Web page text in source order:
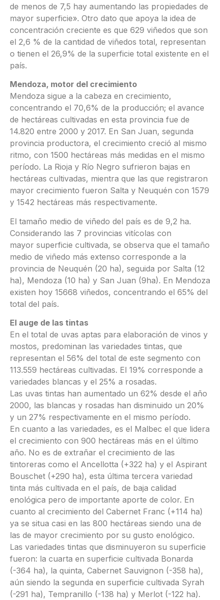
de menos de 7,5 hay aumentando las propiedades de
mayor superficie». Otro dato que apoya la idea de
concentración creciente es que 629 viñedos que son
el 2,6 % de la cantidad de viñedos total, representan
o tienen el 26,9% de la superficie total existente en el
país.
Mendoza, motor del crecimiento
Mendoza sigue a la cabeza en crecimiento,
concentrando el 70,6% de la producción; el avance
de hectáreas cultivadas en esta provincia fue de
14.820 entre 2000 y 2017. En San Juan, segunda
provincia productora, el crecimiento creció al mismo
ritmo, con 1500 hectáreas más medidas en el mismo
período. La Rioja y Río Negro sufrieron bajas en
hectáreas cultivadas, mientra que las que registraron
mayor crecimiento fueron Salta y Neuquén con 1579
y 1542 hectáreas más respectivamente.
El tamaño medio de viñedo del país es de 9,2 ha.
Considerando las 7 provincias vitícolas con
mayor superficie cultivada, se observa que el tamaño
medio de viñedo más extenso corresponde a la
provincia de Neuquén (20 ha), seguida por Salta (12
ha), Mendoza (10 ha) y San Juan (9ha). En Mendoza
existen hoy 15668 viñedos, concentrando el 65% del
total del país.
El auge de las tintas
En el total de uvas aptas para elaboración de vinos y
mostos, predominan las variedades tintas, que
representan el 56% del total de este segmento con
113.559 hectáreas cultivadas. El 19% corresponde a
variedades blancas y el 25% a rosadas.
Las uvas tintas han aumentado un 62% desde el año
2000, las blancas y rosadas han disminuido un 20%
y un 27% respectivamente en el mismo período.
En cuanto a las variedades, es el Malbec el que lidera
el crecimiento con 900 hectáreas más en el último
año. No es de extrañar el crecimiento de las
tintoreras como el Ancellotta (+322 ha) y el Aspirant
Bouschet (+290 ha), esta última tercera variedad
tinta más cultivada en el país, de baja calidad
enológica pero de importante aporte de color. En
cuanto al crecimiento del Cabernet Franc (+114 ha)
ya se situa casi en las 800 hectáreas siendo una de
las de mayor crecimiento por su gusto enológico.
Las variedades tintas que disminuyeron su superficie
fueron: la cuarta en superficie cultivada Bonarda
(-364 ha), la quinta, Cabernet Sauvignon (-358 ha),
aún siendo la segunda en superficie cultivada Syrah
(-291 ha), Tempranillo (-138 ha) y Merlot (-122 ha).